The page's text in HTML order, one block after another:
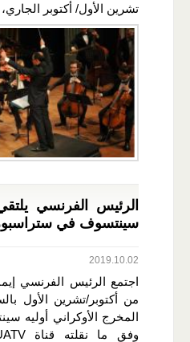
تشرين الأول/ أكتوبر
الرئيس الفرنسي
سينتسوف في
2019.10.02
اجتمع الرئيس الفرنسي
من أكتوبر/تشرين الأول
المخرج الأوكراني أوليه